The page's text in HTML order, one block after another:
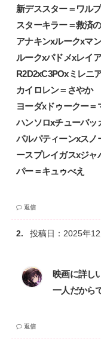
新デススター＝ワル
スターキラー＝救済
アナキンxルークxマ
ルークxパドメxレイ
R2D2xC3POxミレニ
カイロレン＝さやか‌
ヨーダxドゥークー＝
ハンソロxチューバッ
パルパティーンxスノ
ースプレイガスxジ
パー＝キュゥべえ
返信
投稿日： 2025年
映画に詳し
一人だから
返信